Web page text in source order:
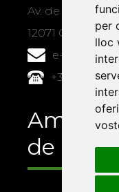
per
lloc
Av. de Vicent
12071 Castelló
e-
+34 964 72
Amb el
de